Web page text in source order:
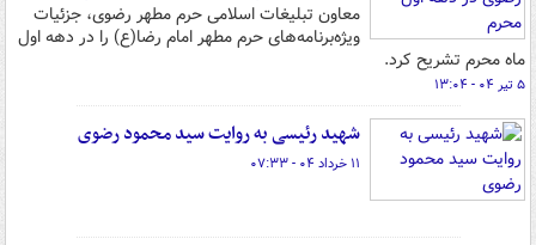
معاون تبلیغات اسلامی حرم مطهر رضوی، جزئیات
ویژه‌برنامه‌های حرم مطهر امام رضا(ع) را در دهه اول
ماه محرم تشریح کرد.
۵ تیر ۰۴ - ۱۳:۰۴
شهید رئیسی به روایت سید محمود رضوی
۱۱ خرداد ۰۴ - ۰۷:۳۳